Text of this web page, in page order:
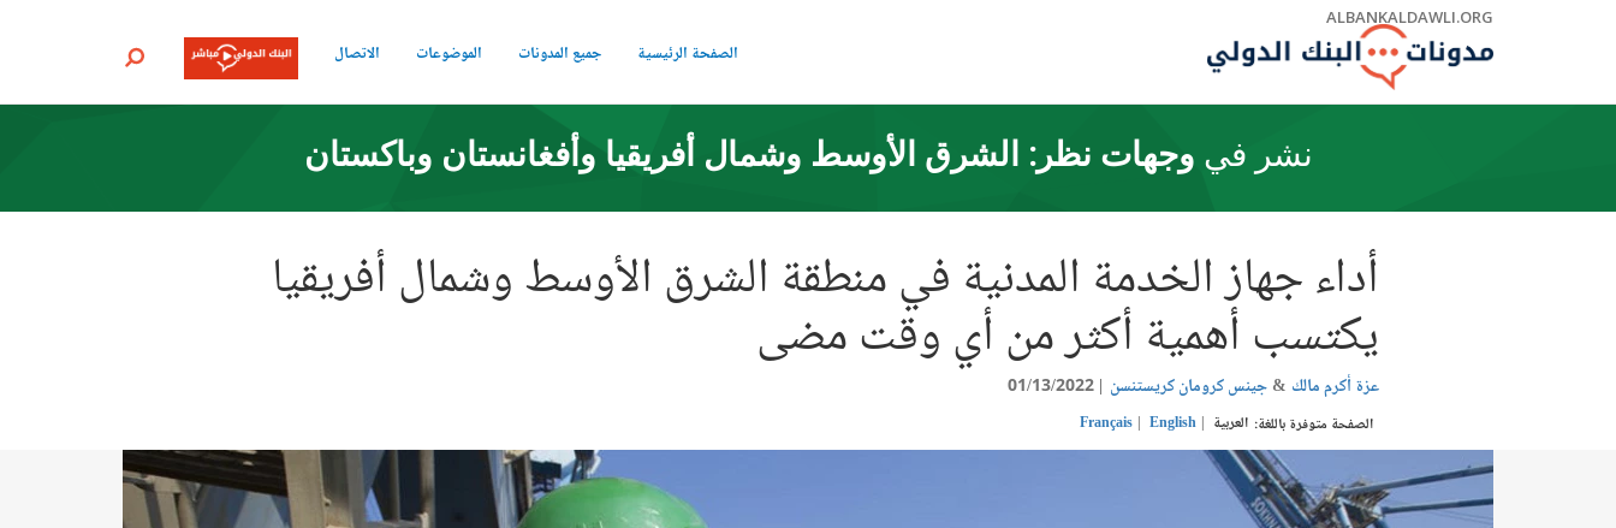
ALBANKALDAWLI.ORG
الصفحة الرئيسية جميع المدونات الموضوعات الاتصال بحث
نشر في وجهات نظر: الشرق الأوسط وشمال أفريقيا وأفغانستان وباكستان
أداء جهاز الخدمة المدنية في منطقة الشرق الأوسط وشمال أفريقيا
يكتسب أهمية أكثر من أي وقت مضى
عزة أكرم مالك جينس كرومان كريستنسن 01/13/2022
الصفحة متوفرة باللغة: العربية English
Français